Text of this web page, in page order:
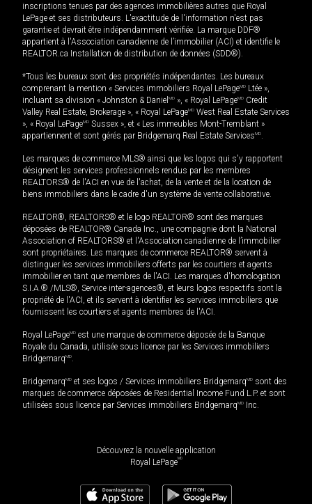
inscriptions tenues par des agences immobilières autres que Royal
LePage et ses distributeurs. L'exactitude de l'information n'est pas
garantie et devrait être indépendamment vérifiée. La marque DDF®
appartient à l'Association canadienne de l’immobilier (ACI) et identifie le
REALTOR.ca Installation de distribution de données (SDD®).
*Tous les bureaux sont des propriétés indépendantes. Les bureaux
comprenant la mention « Services immobiliers Royal LePageMD Ltée »,
incluant sa division « Johnston & Daniel MD », « Royal LePageMD Credit
Valley Real Estate, Brokerage », « Royal LePageMD West Real Estate Services
», « Royal LePageMD Sussex », et « Les immeubles Mont-Tremblant »
appartiennent et sont gérés par Bridgemarq Real Estate ServicesMD
Les marques de commerce MLS® ainsi que les logos qui s'y rapportent
désignent les services professionnels rendus par les membres
REALTORS® de l'ACI en vue de l'achat, de la vente et de la location de
biens immobiliers dans le cadre d'un système de vente collaborative.
REALTOR®, REALTORS® et le logo REALTOR® sont des marques
déposées de REALTOR® Canada Inc., une compagnie dont la National
Association of REALTORS® et l'Association canadienne de l’immobilier
sont propriétaires. Les marques de commerce REALTOR® servent à
distinguer les services immobiliers offerts par les courtiers et agents
immobilier en tant que membres de l'ACI. Les marques d'homologation
S.I.A.® /MLS®, Service inter-agences®, et leurs logos respectifs sont la
propriété de l'ACI, et ils servent à identifier les services immobiliers que
fournissent les courtiers et agents membres de l'ACI.
Royal LePageMD est une marque de commerce déposée de la Banque
Royale du Canada, utilisée sous licence par les Services immobiliers
BridgemarqMD
BridgemarqMD et ses logos / Services immobiliers BridgemarqMD sont des
marques de commerce déposées de Residential Income Fund L.P. et sont
utilisées sous licence par Services immobiliers BridgemarqMD Inc.
Découvrez la nouvelle application
Royal LePageMD